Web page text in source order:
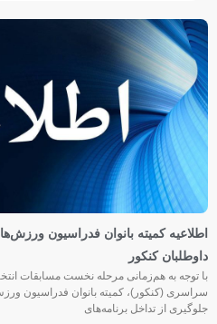
اطلاعیه کمیته بانوان فدراسیون
داوطلبان کنکور
با توجه به هم‌زمانی مرحله نخست مسابقات
سراسری (کنکور)، کمیته بانوان فدراسیون
جلوگیری از تداخل برنامه‌های